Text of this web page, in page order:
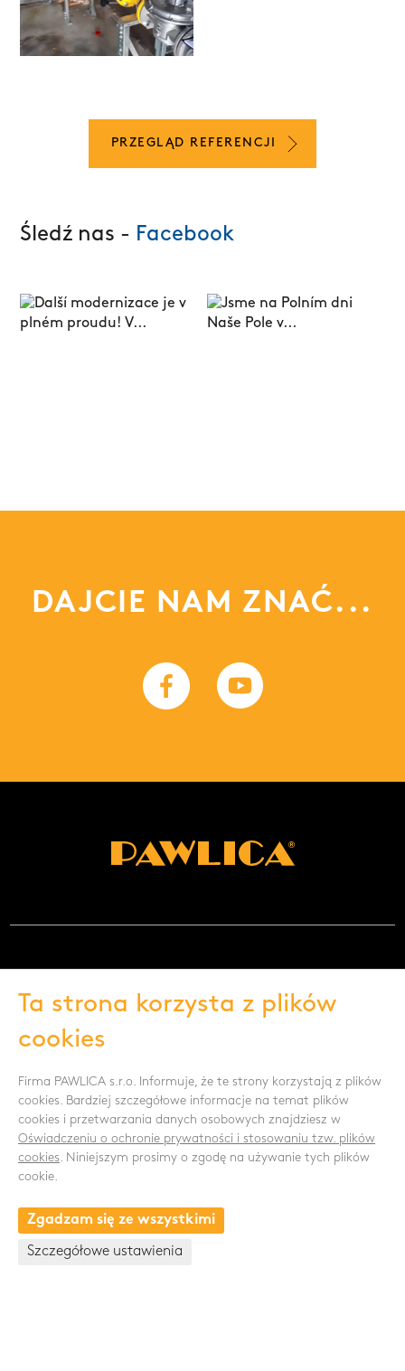
PRZEGLĄD REFERENCJI
Śledź nas - Facebook
DAJCIE NAM ZNAĆ...
KONTAKT
osobowych -Pokaż więcej
ŚLEDŹ NAS
Ta strona korzysta z plików
cookies
Firma PAWLICA s.r.o. Informuje, że te strony korzystają z plików
cookies. Bardziej szczegółowe informacje na temat plików
cookies i przetwarzania danych osobowych znajdziesz w
Oświadczeniu o ochronie prywatności i stosowaniu tzw. plików
cookies. Niniejszym prosimy o zgodę na używanie tych plików
cookie.
Zgadzam się ze wszystkimi
Szczegółowe ustawienia